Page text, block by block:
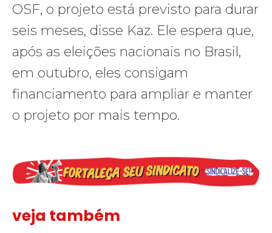
OSF, o projeto está previsto para durar
seis meses, disse Kaz. Ele espera que,
após as eleições nacionais no Brasil,
em outubro, eles consigam
financiamento para ampliar e manter
o projeto por mais tempo.
veja também